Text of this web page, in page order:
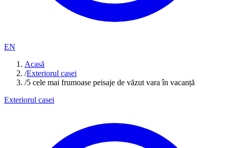
EN
Acasă
/Exteriorul casei
/5 cele mai frumoase peisaje de văzut vara în vacanță
Exteriorul casei